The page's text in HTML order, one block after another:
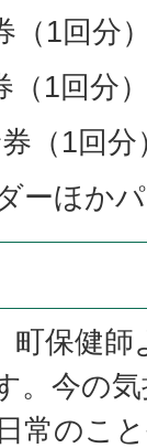
（1回分
（1回分
（1回分
ーほか
町保健
。今の
常のこ